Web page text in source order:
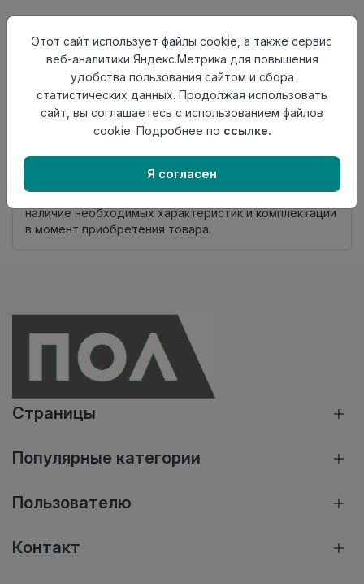
Плинтус
АктуальностьАктуален
Материал
Экополимер
Осталось
2 шт
Добавить в корзину
Внимание! Внешний вид товара может отличаться от
представленного на настоящем сайте. Проверяйте
наличие необходимых характеристик и комплектации
в момент приобретения товара.
Страницы
Популярные категории
Пользователю
Контакт
Этот сайт использует файлы cookie, а также сервис
веб-аналитики Яндекс.Метрика для повышения
удобства пользования сайтом и сбора
статистических данных. Продолжая использовать
сайт, вы соглашаетесь с использованием файлов
cookie. Подробнее по ссылке.
Я согласен